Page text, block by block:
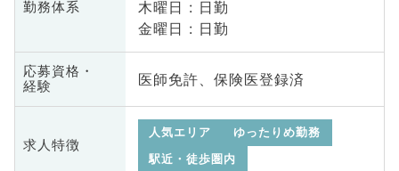
勤務体系
木曜日 : 日勤
金曜日 : 日勤
応募資格・
経験
医師免許、保険医登録済
求人特徴
人気エリア
ゆったりめ勤務
駅近・徒歩圏内